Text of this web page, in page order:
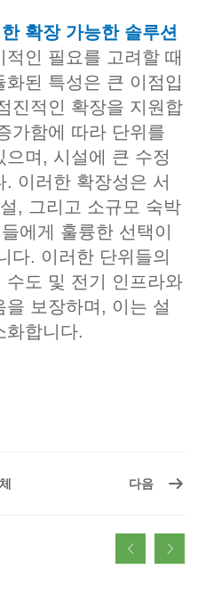
확장 가능한 솔루션
인 필요를 고려할 때
된 특성은 큰 이점입
진적인 확장을 지원합
가함에 따라 단위를
며, 시설에 큰 수정
이러한 확장성은 서
, 그리고 소규모 숙박
에게 훌륭한 선택이
다. 이러한 단위들의
수도 및 전기 인프라와
보장하며, 이는 설
화합니다.
다음